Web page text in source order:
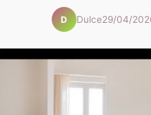
D Dulce29/04/